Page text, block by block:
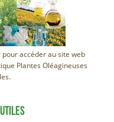
pour accéder au site web
Plantes Oléagineuses